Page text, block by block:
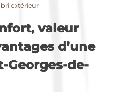
extérieur
valeur
d’une
Georges-de-